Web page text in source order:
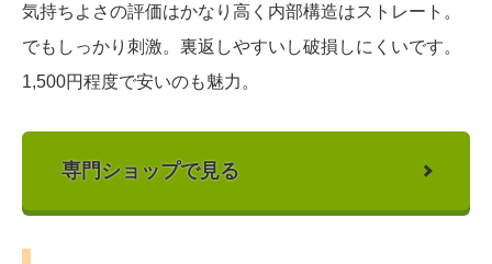
気持ちよさの評価はかなり高く内部構造はストレート。
でもしっかり刺激。裏返しやすいし破損しにくいです。
1,500円程度で安いのも魅力。
専門ショップで見る